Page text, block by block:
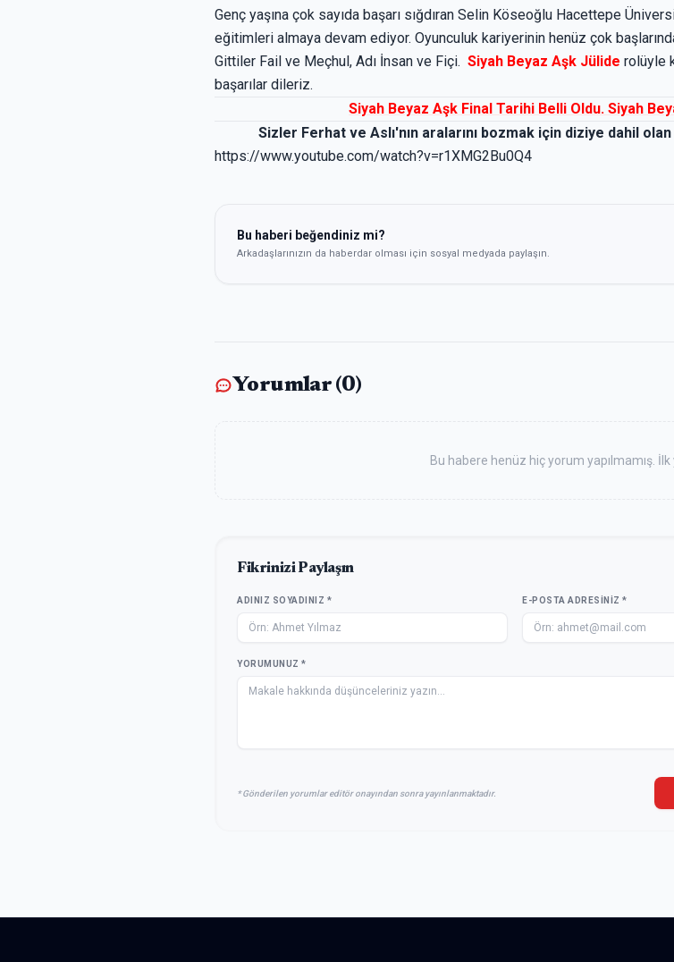
Genç yaşına çok sayıda başarı sığdıran Selin Köseoğlu Hacettepe
eğitimleri almaya devam ediyor. Oyunculuk kariyerinin henüz çok
Gittiler Fail ve Meçhul, Adı İnsan ve Fiçi. Siyah Beyaz Aşk Jülide rolüyle
başarılar dileriz.
Siyah Beyaz Aşk Final Tarihi Belli Oldu. Siyah
Sizler Ferhat ve Aslı'nın aralarını bozmak için diziye dahil
https://www.youtube.com/watch?v=r1XMG2Bu0Q4
Bu haberi beğendiniz mi?
Arkadaşlarınızın da haberdar olması için sosyal medyada paylaşın.
Yorumlar (0)
Bu habere henüz hiç yorum yapılmamış.
Fikrinizi Paylaşın
ADINIZ SOYADINIZ * E-POSTA ADRESINIZ *
YORUMUNUZ *
* Gönderilen yorumlar editör onayından sonra yayınlanmaktadır.